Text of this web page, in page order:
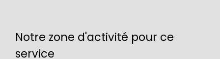
Notre zone d'activité pour ce
service